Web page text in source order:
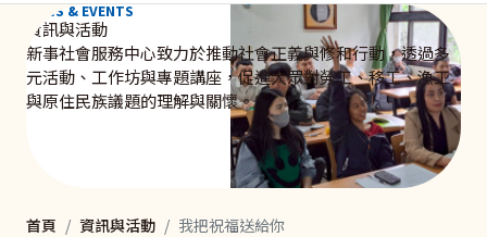
NEWS & EVENTS
資訊與活動
新事社會服務中心致力於推動社會正義與修和行動，透過多
元活動、工作坊與專題講座，促進大眾對勞工、移工、漁工
與原住民族議題的理解與關懷。
首頁 資訊與活動 我把祝福送給你